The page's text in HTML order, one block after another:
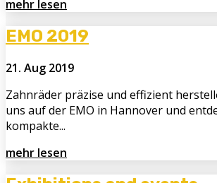
mehr lesen
EMO 2019
21. Aug 2019
Zahnräder präzise und effizient
uns auf der EMO in Hannover und
kompakte...
mehr lesen